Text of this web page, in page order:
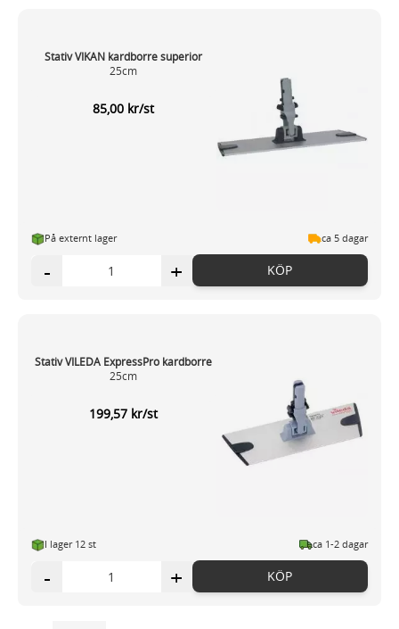
Stativ VIKAN kardborre superior
25cm
85,00 kr/st
På externt lager ca 5 dagar
- + KÖP
Stativ VILEDA ExpressPro kardborre
25cm
199,57 kr/st
I lager 12 st ca 1-2 dagar
- + KÖP